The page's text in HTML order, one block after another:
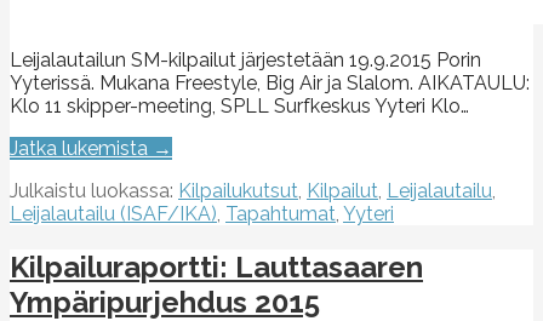
Leijalautailun SM-kilpailut järjestetään 19.9.2015 Porin
Yyterissä. Mukana Freestyle, Big Air ja Slalom. AIKATAULU:
Klo 11 skipper-meeting, SPLL Surfkeskus Yyteri Klo…
Jatka lukemista →
Julkaistu luokassa: Kilpailukutsut, Kilpailut, Leijalautailu,
Leijalautailu (ISAF/IKA), Tapahtumat, Yyteri
Kilpailuraportti: Lauttasaaren
Ympäripurjehdus 2015